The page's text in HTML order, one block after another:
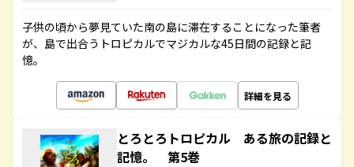
子供の頃から夢見ていた南の島に滞在することになった筆者
が、島で出合うトロピカルでマジカルな45日間の記録と記
憶。
詳細を見る
とろとろトロピカル ある旅の記録と
記憶。 第5巻